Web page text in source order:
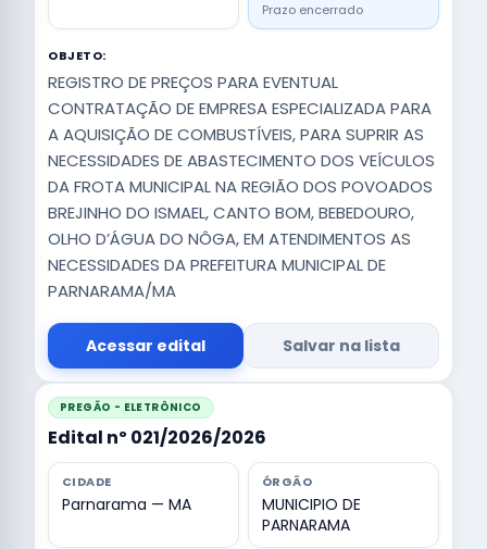
Prazo encerrado
OBJETO:
REGISTRO DE PREÇOS PARA EVENTUAL
CONTRATAÇÃO DE EMPRESA ESPECIALIZADA PARA
A AQUISIÇÃO DE COMBUSTÍVEIS, PARA SUPRIR AS
NECESSIDADES DE ABASTECIMENTO DOS VEÍCULOS
DA FROTA MUNICIPAL NA REGIÃO DOS POVOADOS
BREJINHO DO ISMAEL, CANTO BOM, BEBEDOURO,
OLHO D’ÁGUA DO NÔGA, EM ATENDIMENTOS AS
NECESSIDADES DA PREFEITURA MUNICIPAL DE
PARNARAMA/MA
Acessar edital Salvar na lista
PREGÃO - ELETRÔNICO
Edital nº 021/2026/2026
CIDADE
Parnarama — MA
ÓRGÃO
MUNICIPIO DE
PARNARAMA